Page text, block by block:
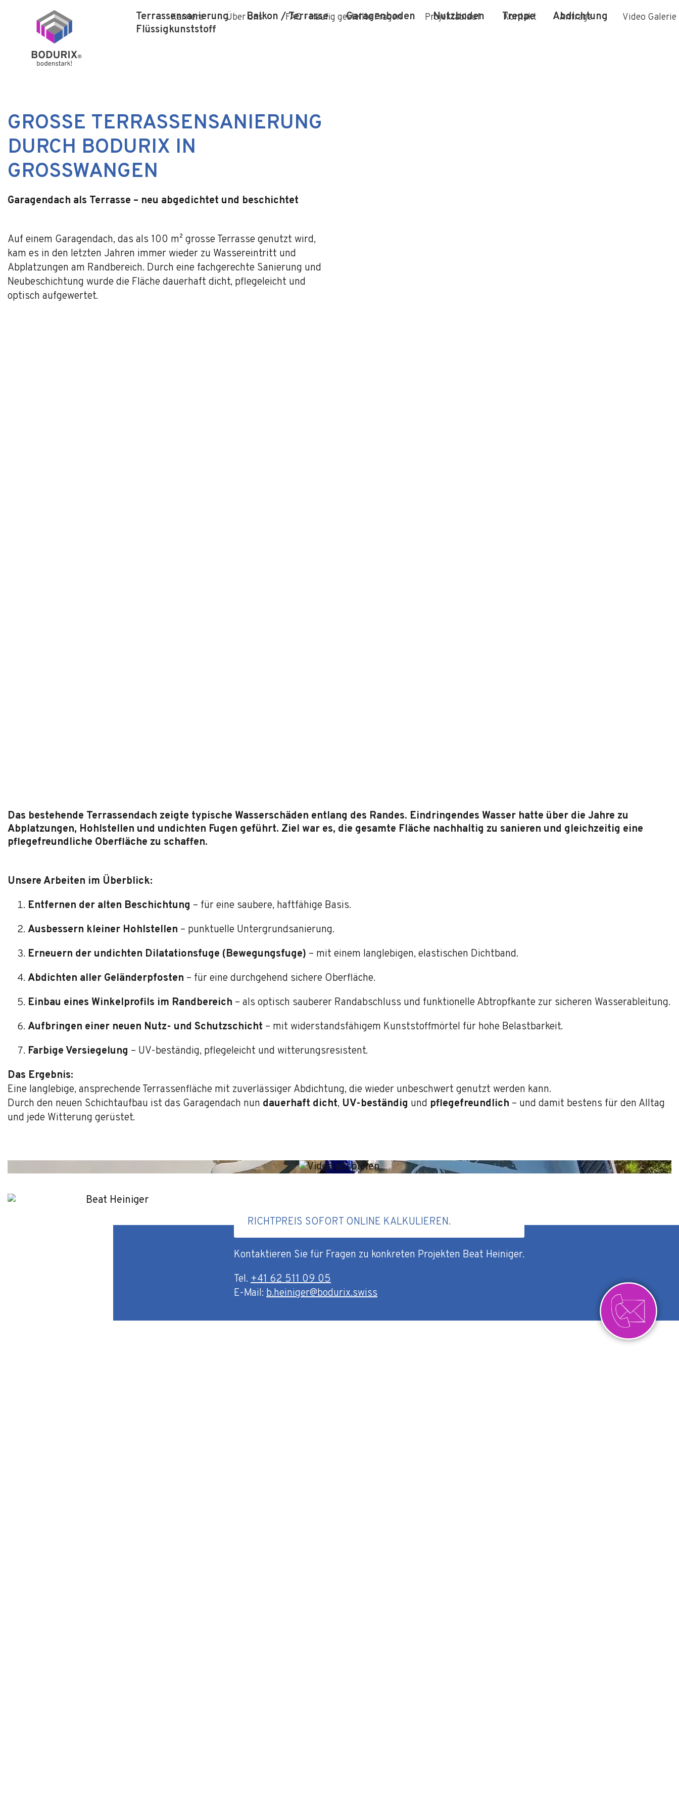
Karriere Über uns FAQ - Häufig gestellte Fragen Projektablauf Kontakt Anfrage Video Galerie
Terrassensanierung Balkon / Terrasse Garagenboden Nutzboden Treppe
Abdichtung
Flüssigkunststoff
GROSSE TERRASSENSANIERUNG
DURCH BODURIX IN
GROSSWANGEN
Garagendach als Terrasse – neu abgedichtet und beschichtet
Auf einem Garagendach, das als 100 m² grosse Terrasse genutzt wird,
kam es in den letzten Jahren immer wieder zu Wassereintritt und
Abplatzungen am Randbereich. Durch eine fachgerechte Sanierung und
Neubeschichtung wurde die Fläche dauerhaft dicht, pflegeleicht und
optisch aufgewertet.
Das bestehende Terrassendach zeigte typische Wasserschäden entlang des Randes. Eindringendes Wasser hatte über die Jahre zu
Abplatzungen, Hohlstellen und undichten Fugen geführt. Ziel war es, die gesamte Fläche nachhaltig zu sanieren und gleichzeitig eine
pflegefreundliche Oberfläche zu schaffen.
Unsere Arbeiten im Überblick:
Entfernen der alten Beschichtung – für eine saubere, haftfähige Basis.
Ausbessern kleiner Hohlstellen – punktuelle Untergrundsanierung.
Erneuern der undichten Dilatationsfuge (Bewegungsfuge) – mit einem langlebigen, elastischen Dichtband.
Abdichten aller Geländerpfosten – für eine durchgehend sichere Oberfläche.
Einbau eines Winkelprofils im Randbereich – als optisch sauberer Randabschluss und funktionelle Abtropfkante zur sicheren Wasserableitung.
Aufbringen einer neuen Nutz- und Schutzschicht – mit widerstandsfähigem Kunststoffmörtel für hohe Belastbarkeit.
Farbige Versiegelung – UV-beständig, pflegeleicht und witterungsresistent.
Das Ergebnis:
Eine langlebige, ansprechende Terrassenfläche mit zuverlässiger Abdichtung, die wieder unbeschwert genutzt werden kann.
Durch den neuen Schichtaufbau ist das Garagendach nun dauerhaft dicht, UV-beständig und pflegefreundlich – und damit bestens für den Alltag
und jede Witterung gerüstet.
RICHTPREIS SOFORT ONLINE KALKULIEREN.
Kontaktieren Sie für Fragen zu konkreten Projekten Beat Heiniger.
Tel. +41 62 511 09 05
E-Mail: b.heiniger@bodurix.swiss